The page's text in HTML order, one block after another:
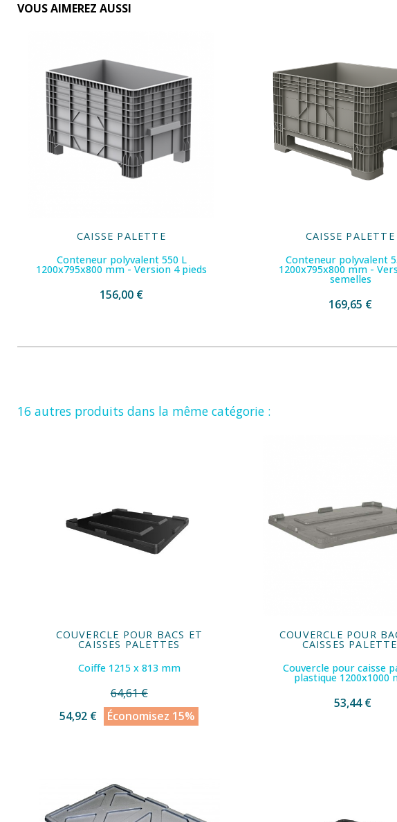
VOUS AIMEREZ AUSSI
CAISSE PALETTE
Conteneur polyvalent 550 L
1200x795x800 mm - Version 4 pieds
156,00 €
CAISSE PALETTE
Conteneur polyvalent
1200x795x800 mm -
semelles
169,65 €
16 autres produits dans la même catégorie :
COUVERCLE POUR BACS ET
CAISSES PALETTES
Coiffe 1215 x 813 mm
64,61 €
54,92 €
Économisez 15%
COUVERCLE POUR
CAISSES
Couvercle pour caisse
plastique 1200x1000
53,44 €